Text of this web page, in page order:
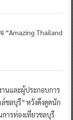
“Amazing Thailand
นและผู้ประกอบการ
ชลบุรี” หวังดึงดูดนัก
ารท่องเที่ยวชลบุรี